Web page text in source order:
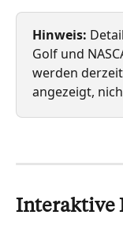
Hinweis:
Golf und
werden
angezeigt,
Interaktive